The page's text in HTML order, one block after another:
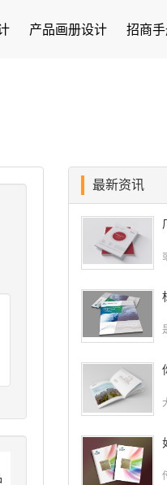
产品画册设计 招商
最新资讯